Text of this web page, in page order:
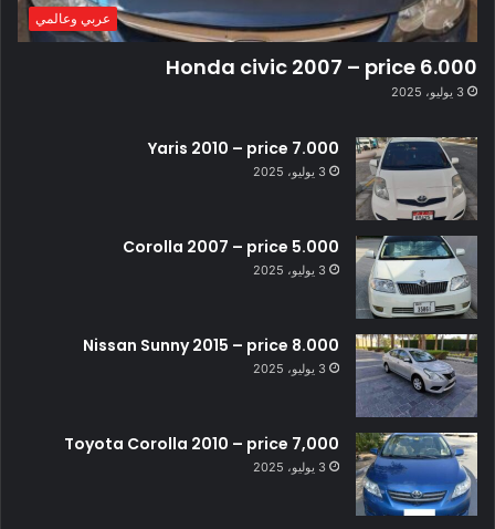
عربي وعالمي
Honda civic 2007 – price 6.000
3 يوليو، 2025
Yaris 2010 – price 7.000
3 يوليو، 2025
Corolla 2007 – price 5.000
3 يوليو، 2025
Nissan Sunny 2015 – price 8.000
3 يوليو، 2025
Toyota Corolla 2010 – price 7,000
3 يوليو، 2025